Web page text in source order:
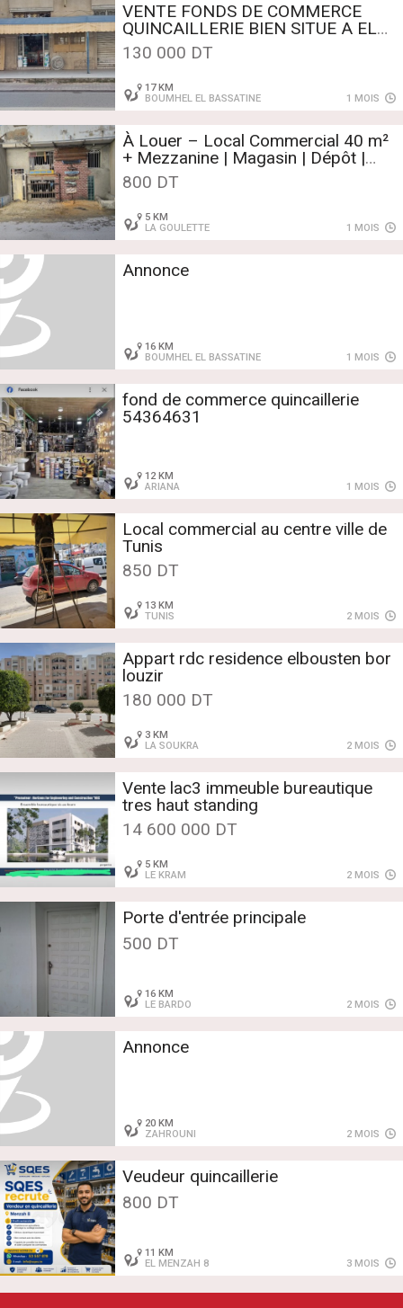
VENTE FONDS DE COMMERCE
QUINCAILLERIE BIEN SITUE A EL
BASSATINE-BOUMHAL
130 000 DT
17 KM
BOUMHEL EL BASSATINE
1 MOIS
À Louer – Local Commercial 40 m²
+ Mezzanine | Magasin | Dépôt |
Bureau | Atelier – La Goulette
800 DT
5 KM
LA GOULETTE
1 MOIS
Annonce
16 KM
BOUMHEL EL BASSATINE
1 MOIS
fond de commerce quincaillerie
54364631
12 KM
ARIANA
1 MOIS
Local commercial au centre ville de
Tunis
850 DT
13 KM
TUNIS
2 MOIS
Appart rdc residence elbousten bor
louzir
180 000 DT
3 KM
LA SOUKRA
2 MOIS
Vente lac3 immeuble bureautique
tres haut standing
14 600 000 DT
5 KM
LE KRAM
2 MOIS
Porte d'entrée principale
500 DT
16 KM
LE BARDO
2 MOIS
Annonce
20 KM
ZAHROUNI
2 MOIS
Veudeur quincaillerie
800 DT
11 KM
EL MENZAH 8
3 MOIS